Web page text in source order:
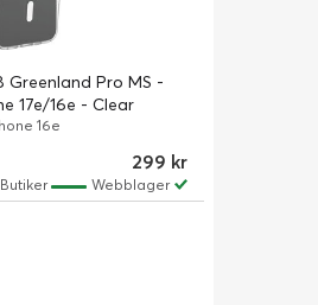
Greenland Pro MS -
17e/16e - Clear
16e
299 kr
Webblager
Butiker